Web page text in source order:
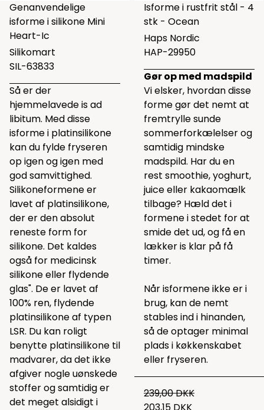
Genanvendelige
isforme i silikone Mini
Heart-Ic
Silikomart
SIL-63833
Så er der
hjemmelavede is ad
libitum. Med disse
isforme i platinsilikone
kan du fylde fryseren
op igen og igen med
god samvittighed.
Silikoneformene er
lavet af platinsilikone,
der er den absolut
reneste form for
silikone. Det kaldes
også for medicinsk
silikone eller flydende
glas". De er lavet af
100% ren, flydende
platinsilikone af typen
LSR. Du kan roligt
benytte platinsilikone til
madvarer, da det ikke
afgiver nogle uønskede
stoffer og samtidig er
det meget alsidigt i
Isforme i rustfrit stål - 4
stk - Ocean
Haps Nordic
HAP-29950
Gør op med madspild
Vi elsker, hvordan disse
forme gør det nemt at
fremtrylle sunde
sommerforkælelser og
samtidig mindske
madspild. Har du en
rest smoothie, yoghurt,
juice eller kakaomælk
tilbage? Hæld det i
formene i stedet for at
smide det ud, og få en
lækker is klar på få
timer.
Når isformene ikke er i
brug, kan de nemt
stables ind i hinanden,
så de optager minimal
plads i køkkenskabet
eller fryseren.
239,00 DKK